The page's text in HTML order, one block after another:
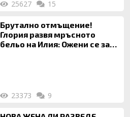
25627 15
Брутално отмъщение!
Глория развя мръсното
бельо на Илия: Ожени се за
23373 9